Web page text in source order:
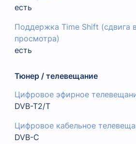
есть
Поддержка Time Shift (сдвига
просмотра)
есть
Тюнер / телевещание
Цифровое эфирное
DVB-T2/T
Цифровое кабельное
DVB-C